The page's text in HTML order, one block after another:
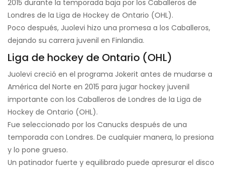
2015 durante la temporada baja por los Caballeros de
Londres de la Liga de Hockey de Ontario (OHL).
Poco después, Juolevi hizo una promesa a los Caballeros,
dejando su carrera juvenil en Finlandia.
Liga de hockey de Ontario (OHL)
Juolevi creció en el programa Jokerit antes de mudarse a
América del Norte en 2015 para jugar hockey juvenil
importante con los Caballeros de Londres de la Liga de
Hockey de Ontario (OHL).
Fue seleccionado por los Canucks después de una
temporada con Londres. De cualquier manera, lo presiona
y lo pone grueso.
Un patinador fuerte y equilibrado puede apresurar el disco